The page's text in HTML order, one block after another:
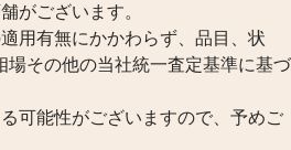
がございます。
用有無にかかわらず、品目、状
場その他の当社統一査定基準に基づ
可能性がございますので、予めご